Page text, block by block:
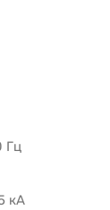
Гц
кА